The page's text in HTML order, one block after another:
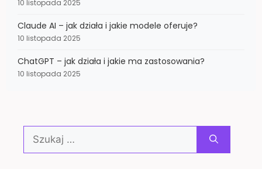
10 listopada 2025
Claude AI – jak działa i jakie modele oferuje?
10 listopada 2025
ChatGPT – jak działa i jakie ma zastosowania?
10 listopada 2025
Szukaj: